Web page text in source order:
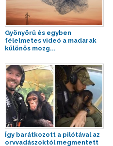
Gyönyörű és egyben
félelmetes videó a madarak
különös mozg...
Így barátkozott a pilótával az
orvvadászoktól megmentett